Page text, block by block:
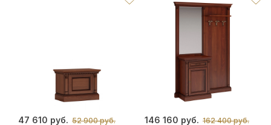
47 610 руб. 52 900 руб.
146 160 руб. 162 400 руб.